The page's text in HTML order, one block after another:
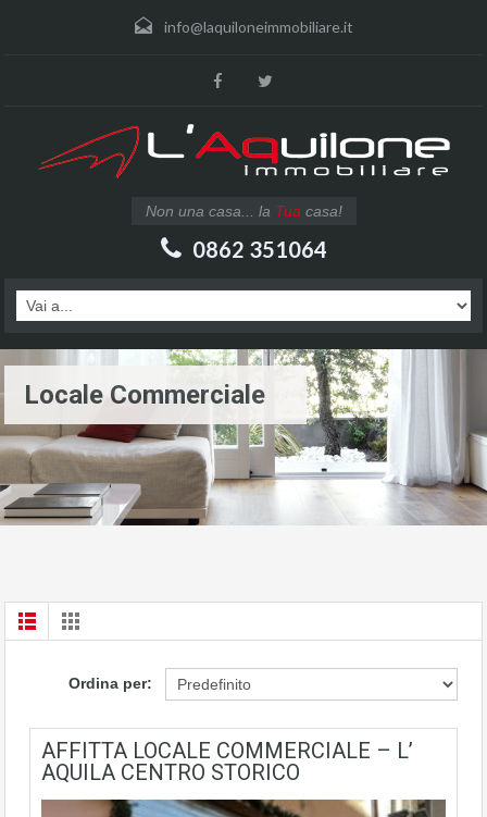
info@laquiloneimmobiliare.it
Non una casa... la Tua casa!
0862 351064
Locale Commerciale
Ordina per:
AFFITTA LOCALE COMMERCIALE – L’
AQUILA CENTRO STORICO